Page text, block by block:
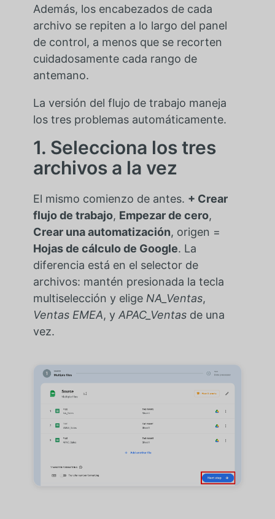
Además, los encabezados de cada
archivo se repiten a lo largo del panel
de control, a menos que se recorten
cuidadosamente cada rango de
antemano.
La versión del flujo de trabajo maneja
los tres problemas automáticamente.
1. Selecciona los tres
archivos a la vez
El mismo comienzo de antes. + Crear
flujo de trabajo, Empezar de cero,
Crear una automatización, origen =
Hojas de cálculo de Google. La
diferencia está en el selector de
archivos: mantén presionada la tecla
multiselección y elige NA_Ventas,
Ventas EMEA, y APAC_Ventasde una
vez.